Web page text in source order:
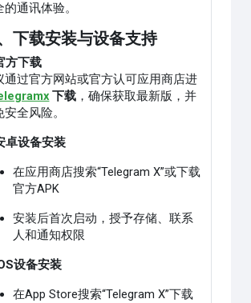
的通讯体验。
下载安装与设备支持
方下载
通过官方网站或官方认可应用商店进
下载 ，确保获取最新版，并
安全风险。
卓设备安装
在应用商店搜索“Telegram X”或下载
官方APK
安装后首次启动，授予存储、联系
人和通知权限
设备安装
在App Store搜索“Telegram X”下载